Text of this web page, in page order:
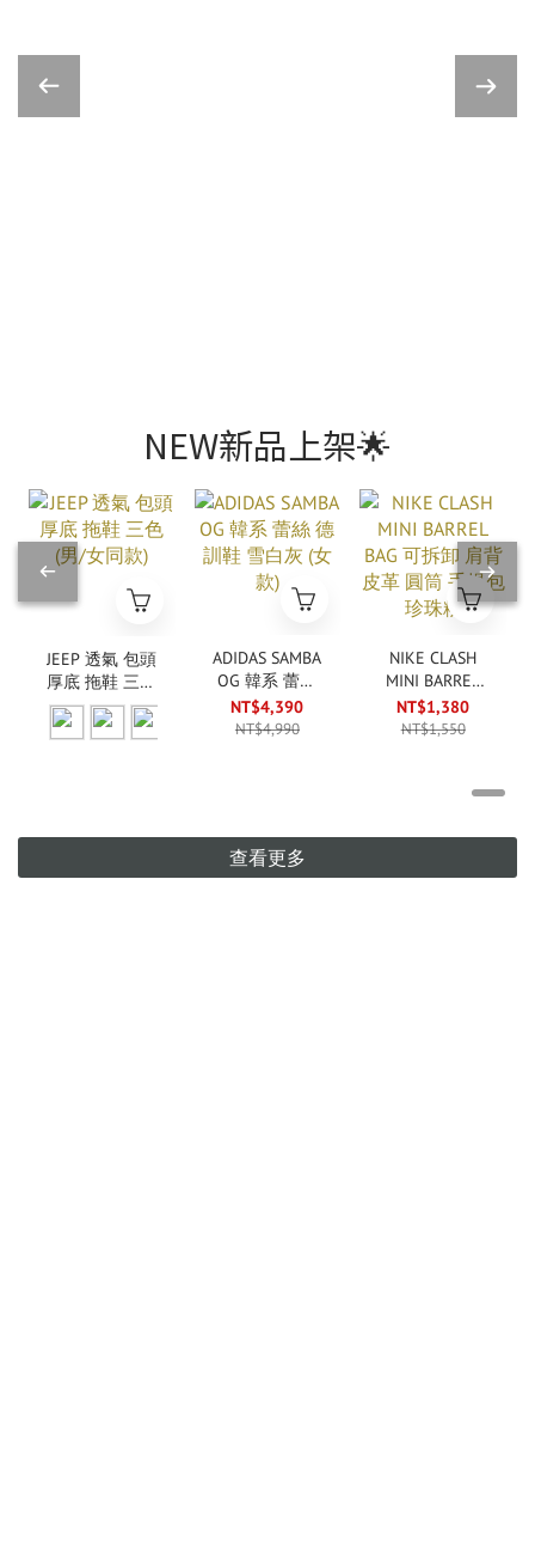
NEW新品上架🌟
JEEP 透氣 包頭
厚底 拖鞋 三色
(男/女同款)
ADIDAS SAMBA
OG 韓系 蕾絲
德訓鞋 雪白灰
(女款)
NT$4,390
NT$4,990
NIKE CLASH
MINI BARREL
BAG 可拆卸 肩
背 皮革 圓筒
NT$1,380
NT$1,550
查看更多